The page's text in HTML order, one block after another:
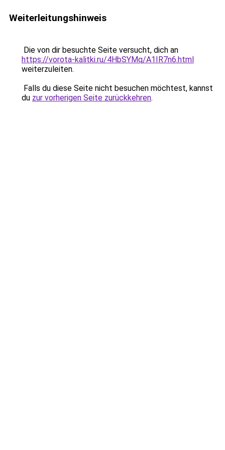
Weiterleitungshinweis
Die von dir besuchte Seite versucht, dich an
https://vorota-kalitki.ru/4HbSYMq/A1IR7n6.html
weiterzuleiten.
Falls du diese Seite nicht besuchen möchtest, kannst
du zur vorherigen Seite zurückkehren.